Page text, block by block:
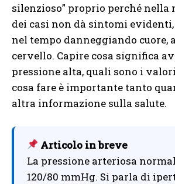
silenzioso” proprio perché nella
dei casi non dà sintomi
nel tempo danneggiando cuore,
cervello. Capire cosa significa
pressione alta, quali sono i
cosa fare è importante tanto
altra informazione sulla salute.
Articolo in breve
La pressione arteriosa
120/80 mmHg. Si parla di